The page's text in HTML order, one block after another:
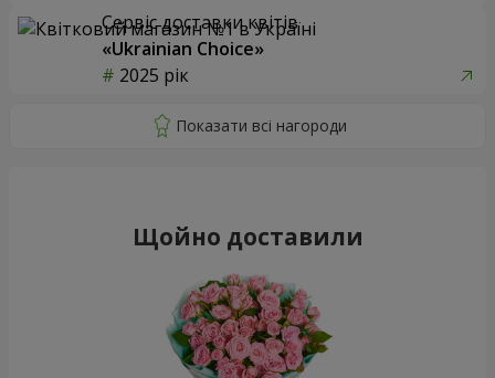
Сервіс доставки квітів
«Ukrainian Choice»
2025 рік
Щойно доставили